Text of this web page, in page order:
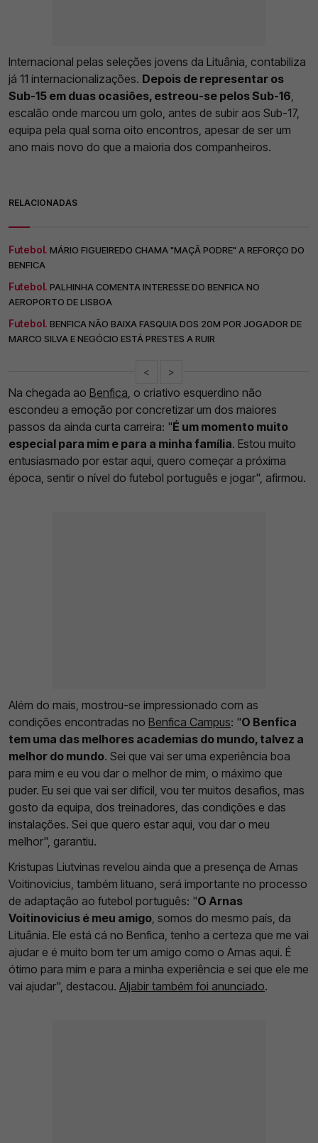
Internacional pelas seleções jovens da Lituânia, contabiliza
já 11 internacionalizações. Depois de representar os
Sub-15 em duas ocasiões, estreou-se pelos Sub-16
escalão onde marcou um golo, antes de subir aos Sub-17,
equipa pela qual soma oito encontros, apesar de ser um
ano mais novo do que a maioria dos companheiros.
RELACIONADAS
Futebol. MÁRIO FIGUEIREDO CHAMA "MAÇÃ PODRE" A REFORÇO DO
BENFICA
Futebol. PALHINHA COMENTA INTERESSE DO BENFICA NO
AEROPORTO DE LISBOA
Futebol. BENFICA NÃO BAIXA FASQUIA DOS 20M POR JOGADOR DE
MARCO SILVA E NEGÓCIO ESTÁ PRESTES A RUIR
< >
Na chegada ao Benfica , o criativo esquerdino não
escondeu a emoção por concretizar um dos maiores
passos da ainda curta carreira: "É um momento muito
especial para mim e para a minha família. Estou muito
entusiasmado por estar aqui, quero começar a próxima
época, sentir o nível do futebol português e jogar", afirmou.
Além do mais, mostrou-se impressionado com as
condições encontradas no Benfica Campus: "O Benfica
tem uma das melhores academias do mundo, talvez a
melhor do mundo. Sei que vai ser uma experiência boa
para mim e eu vou dar o melhor de mim, o máximo que
puder. Eu sei que vai ser difícil, vou ter muitos desafios, mas
gosto da equipa, dos treinadores, das condições e das
instalações. Sei que quero estar aqui, vou dar o meu
melhor", garantiu.
Kristupas Liutvinas revelou ainda que a presença de Arnas
Voitinovicius, também lituano, será importante no processo
de adaptação ao futebol português: "O Arnas
Voitinovicius é meu amigo , somos do mesmo país, da
Lituânia. Ele está cá no Benfica, tenho a certeza que me vai
ajudar e é muito bom ter um amigo como o Arnas aqui. É
ótimo para mim e para a minha experiência e sei que ele me
vai ajudar", destacou. Aljabir também foi anunciado.